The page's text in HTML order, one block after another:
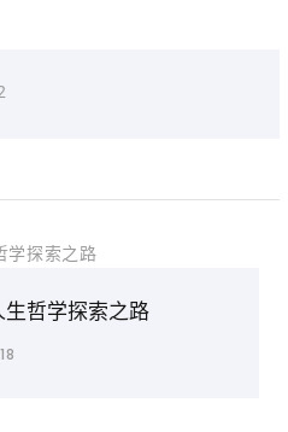
哲学探索之路